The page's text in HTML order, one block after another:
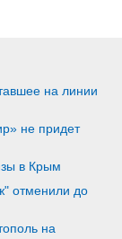
на линии
не придет
в Крым
отменили до
на